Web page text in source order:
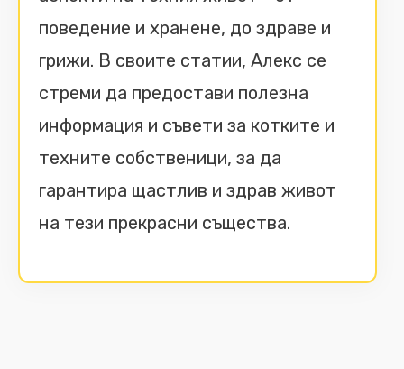
поведение и хранене, до здраве и
грижи. В своите статии, Алекс се
стреми да предостави полезна
информация и съвети за котките и
техните собственици, за да
гарантира щастлив и здрав живот
на тези прекрасни същества.